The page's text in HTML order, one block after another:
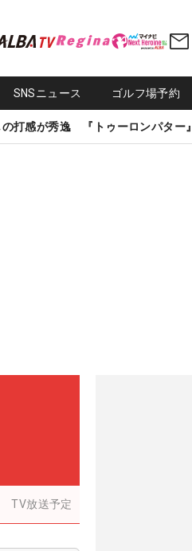
SNSニュース ゴルフ場予約
打感が秀逸 『トゥーロンパター』
TV放送予定